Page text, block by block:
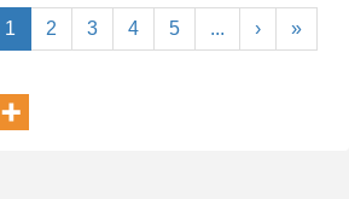
1 2 3 4 5 ... › »